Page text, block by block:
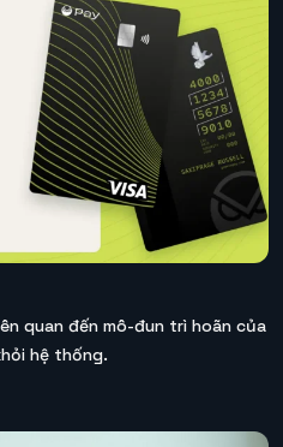
quan đến mô-đun trì hoãn của
hệ thống.